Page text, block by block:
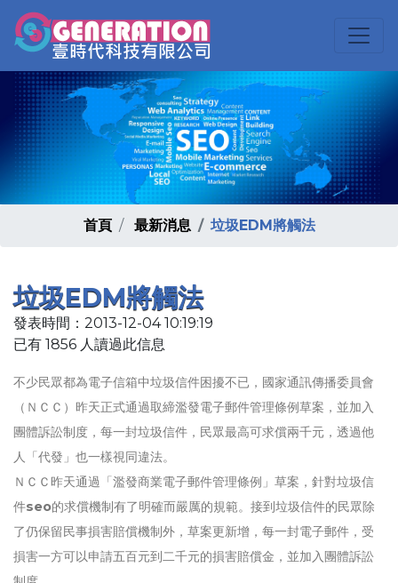
首頁 最新消息 垃圾EDM將觸法
垃圾EDM將觸法
發表時間：2013-12-04 10:19:19
已有 1856 人讀過此信息
不少民眾都為電子信箱中垃圾信件困擾不已，國家通訊傳播委員會
（ＮＣＣ）昨天正式通過取締濫發電子郵件管理條例草案，並加入
團體訴訟制度，每一封垃圾信件，民眾最高可求償兩千元，透過他
人「代發」也一樣視同違法。
ＮＣＣ昨天通過「濫發商業電子郵件管理條例」草案，針對垃圾信
件seo的求償機制有了明確而嚴厲的規範。接到垃圾信件的民眾除
了仍保留民事損害賠償機制外，草案更新增，每一封電子郵件，受
損害一方可以申請五百元到二千元的損害賠償金，並加入團體訴訟